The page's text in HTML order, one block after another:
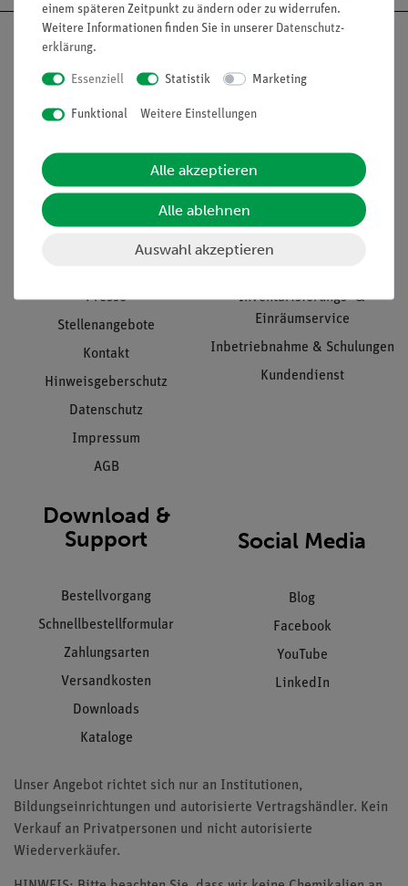
Informationen
Presse
Stellenangebote
Kontakt
Hinweisgeberschutz
Datenschutz
Impressum
AGB
Service
Inventarisierungs- &
Einräumservice
Inbetriebnahme & Schulungen
Kundendienst
Download &
Support
Bestellvorgang
Schnellbestellformular
Zahlungsarten
Versandkosten
Downloads
Kataloge
Social Media
Blog
Facebook
YouTube
LinkedIn
Unser Angebot richtet sich nur an Institutionen,
Bildungseinrichtungen und autorisierte Vertragshändler. Kein
Verkauf an Privatpersonen und nicht autorisierte
Wiederverkäufer.
einem späteren Zeitpunkt zu ändern oder zu widerrufen.
Weitere Informationen finden Sie in unserer Daten­schutz­
erklärung.
Essenziell Statistik Marketing
Funktional Weitere Einstellungen
Alle akzeptieren
Alle ablehnen
Auswahl akzeptieren